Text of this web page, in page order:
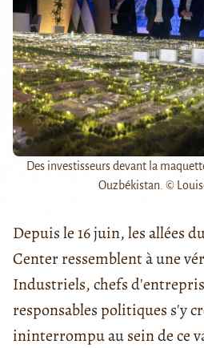
Des investisseurs devant la
Ouzbékistan. ©
Depuis le 16 juin, les allées
Center ressemblent à une
Industriels, chefs
responsables politiques s'y
ininterrompu au sein de ce